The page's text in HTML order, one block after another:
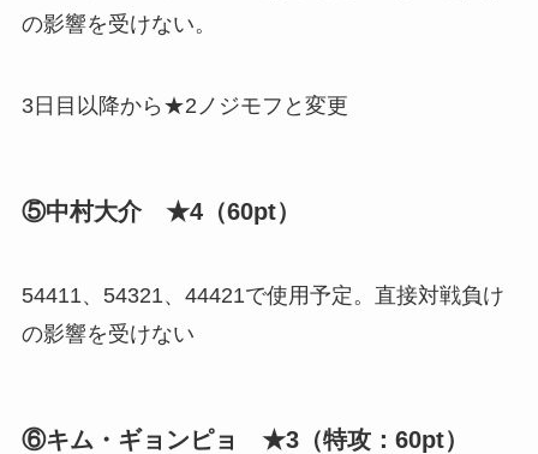
の影響を受けない。
3日目以降から★2ノジモフと変更
⑤中村大介 ★4（60pt）
54411、54321、44421で使用予定。直接対戦負け
の影響を受けない
⑥キム・ギョンピョ ★3（特攻：60pt）